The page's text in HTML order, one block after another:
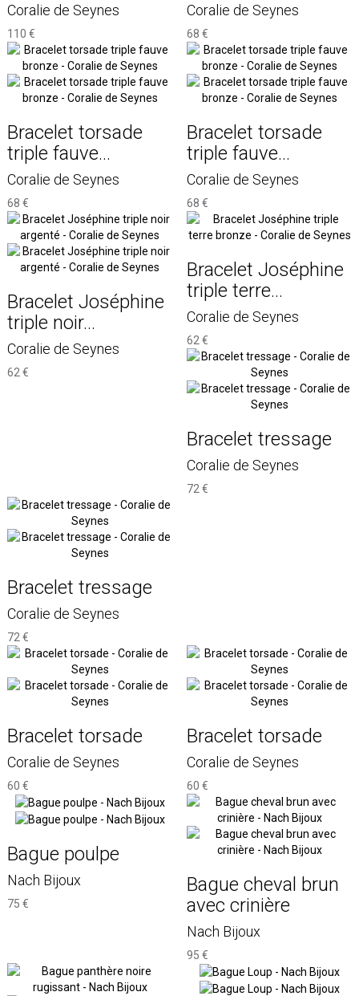
Coralie de Seynes
110 €
Coralie de Seynes
68 €
Bracelet torsade
triple fauve...
Coralie de Seynes
68 €
Bracelet torsade
triple fauve...
Coralie de Seynes
68 €
Bracelet Joséphine
triple noir...
Coralie de Seynes
62 €
Bracelet Joséphine
triple terre...
Coralie de Seynes
62 €
Bracelet tressage
Coralie de Seynes
72 €
Bracelet tressage
Coralie de Seynes
72 €
Bracelet torsade
Coralie de Seynes
60 €
Bracelet torsade
Coralie de Seynes
60 €
Bague poulpe
Nach Bijoux
75 €
Bague cheval brun
avec crinière
Nach Bijoux
95 €